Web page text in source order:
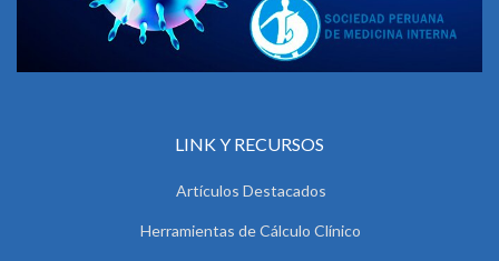
LINK Y RECURSOS
Artículos Destacados
Herramientas de Cálculo Clínico